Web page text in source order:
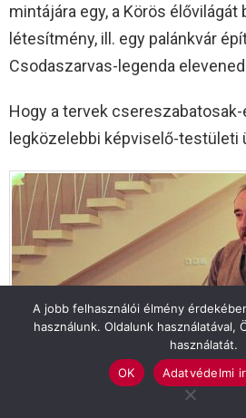
mintájára egy, a Körös élővilágát
létesítmény, ill. egy palánkvár
Csodaszarvas-legenda
Hogy a tervek csereszabatosak-
legközelebbi képviselő-testületi
A jobb felhasználói élmény
használunk. Oldalunk használatával,
használatát.
OK
Adatvédelmi